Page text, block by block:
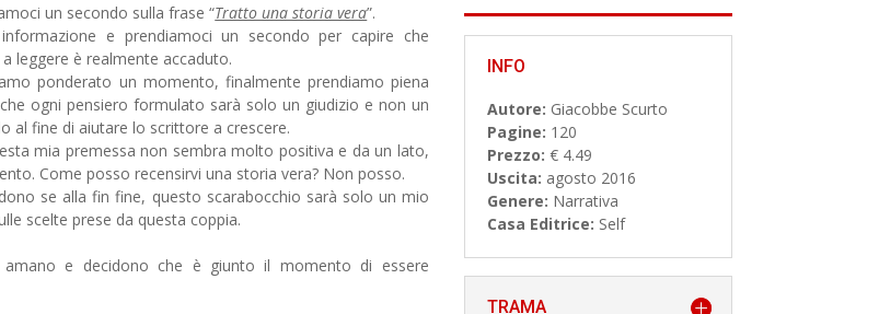
un secondo sulla frase “Tratto una storia vera”.
e prendiamoci un secondo per capire che
leggere è realmente accaduto.
ponderato un momento, finalmente prendiamo piena
ogni pensiero formulato sarà solo un giudizio e non un
al fine di aiutare lo scrittore a crescere.
mia premessa non sembra molto positiva e da un lato,
Come posso recensirvi una storia vera? Non posso.
se alla fin fine, questo scarabocchio sarà solo un mio
scelte prese da questa coppia.
e decidono che è giunto il momento di essere
INFO
Autore: Giacobbe Scurto
Pagine: 120
Prezzo: € 4.49
Uscita: agosto 2016
Genere: Narrativa
Casa Editrice: Self
TRAMA